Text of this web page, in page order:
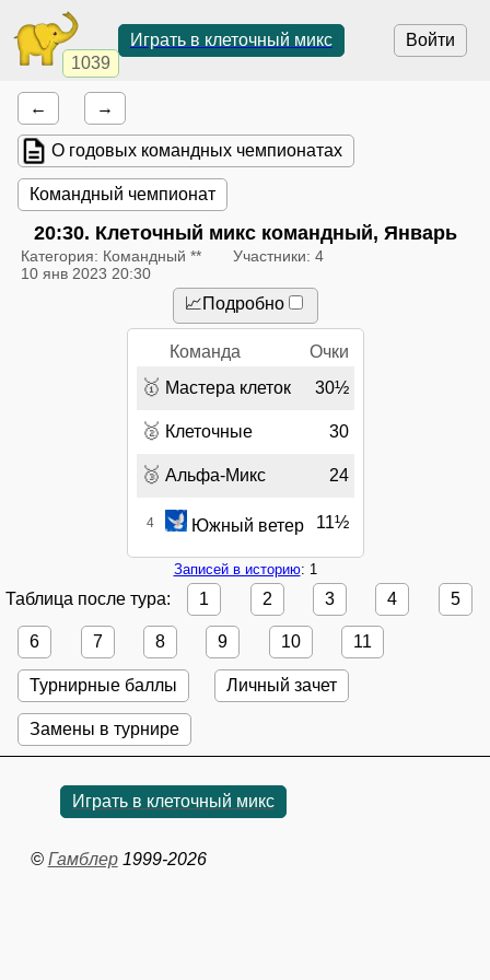
1039
Войти
Играть в клеточный микс
← →
О годовых командных чемпионатах
Командный чемпионат
20:30. Клеточный микс командный, Январь
Категория: Командный **
Участники: 4
10 янв 2023 20:30
📈Подробно
Команда Очки
🥇 Мастера клеток 30½
🥈 Клеточные 30
🥉 Альфа-Микс 24
4 Южный ветер 11½
Записей в историю: 1
Таблица после тура: 1 2 3 4 5
6 7 8 9 10 11
Турнирные баллы Личный зачет
Замены в турнире
Играть в клеточный микс
© Гамблер1999-2026